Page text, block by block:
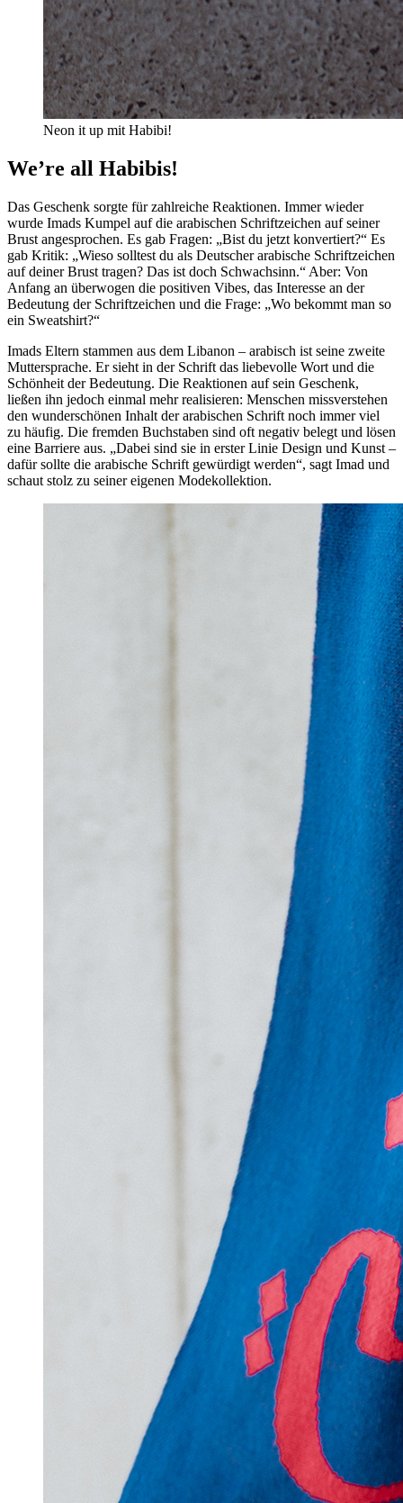
Neon it up mit Habibi!
We’re all Habibis!
Das Geschenk sorgte für zahlreiche Reaktionen. Immer wieder
wurde Imads Kumpel auf die arabischen Schriftzeichen auf seiner
Brust angesprochen. Es gab Fragen: „Bist du jetzt konvertiert?“ Es
gab Kritik: „Wieso solltest du als Deutscher arabische Schriftzeichen
auf deiner Brust tragen? Das ist doch Schwachsinn.“ Aber: Von
Anfang an überwogen die positiven Vibes, das Interesse an der
Bedeutung der Schriftzeichen und die Frage: „Wo bekommt man so
ein Sweatshirt?“
Imads Eltern stammen aus dem Libanon – arabisch ist seine zweite
Muttersprache. Er sieht in der Schrift das liebevolle Wort und die
Schönheit der Bedeutung. Die Reaktionen auf sein Geschenk,
ließen ihn jedoch einmal mehr realisieren: Menschen missverstehen
den wunderschönen Inhalt der arabischen Schrift noch immer viel
zu häufig. Die fremden Buchstaben sind oft negativ belegt und lösen
eine Barriere aus. „Dabei sind sie in erster Linie Design und Kunst –
dafür sollte die arabische Schrift gewürdigt werden“, sagt Imad und
schaut stolz zu seiner eigenen Modekollektion.